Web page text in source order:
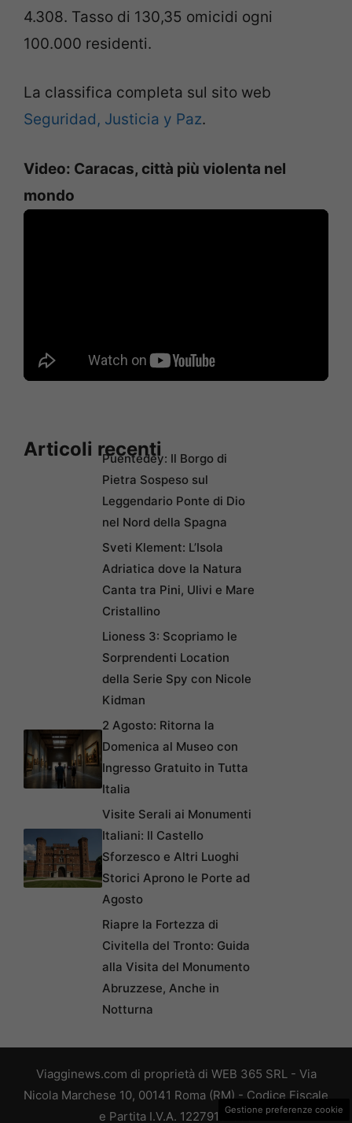
4.308. Tasso di 130,35 omicidi ogni
100.000 residenti.
La classifica completa sul sito web
Seguridad, Justicia y Paz.
Video: Caracas, città più violenta nel
mondo
Articoli recentiPuentedey: Il Borgo di
Pietra Sospeso sul
Leggendario Ponte di Dio
nel Nord della Spagna
Sveti Klement: L’Isola
Adriatica dove la Natura
Canta tra Pini, Ulivi e Mare
Cristallino
Lioness 3: Scopriamo le
Sorprendenti Location
della Serie Spy con Nicole
Kidman
2 Agosto: Ritorna la
Domenica al Museo con
Ingresso Gratuito in Tutta
Italia
Visite Serali ai Monumenti
Italiani: Il Castello
Sforzesco e Altri Luoghi
Storici Aprono le Porte ad
Agosto
Riapre la Fortezza di
Civitella del Tronto: Guida
alla Visita del Monumento
Abruzzese, Anche in
Notturna
Viagginews.com di proprietà di WEB 365 SRL - Via
Nicola Marchese 10, 00141 Roma (RM) - Codice Fiscale
e Partita I.V.A. 12279101005Gestione preferenze cookie